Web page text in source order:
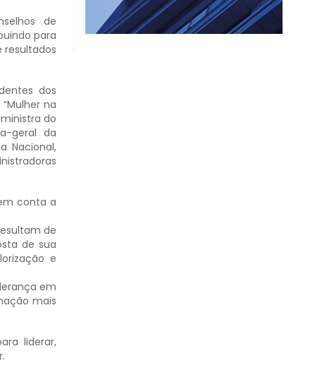
de
para
dos
na
do
geral da
Nacional,
conta a
de
de sua
e
em
mais
liderar,